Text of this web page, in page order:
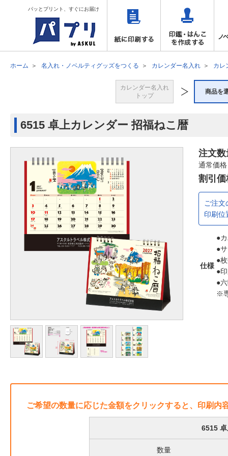
パッとプリント、すぐにお届け
ホーム 名入れ・ノベルティグッズをつくる カレンダー名入れ カレ
カレンダー名入れ
トップ
商品を
6515 卓上カレンダー 招福ねこ暦
注文数
通常価格
割引価
ご注文
印刷位
仕様
●
●
●
●
●
※
ご希望の数量に応じた金額をクリックすると、印刷内
6515
数量